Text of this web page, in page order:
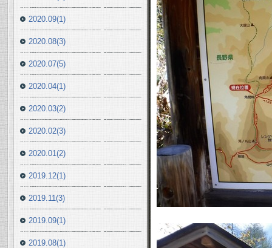
2020.09(1)
2020.08(3)
2020.07(5)
2020.04(1)
2020.03(2)
2020.02(3)
2020.01(2)
2019.12(1)
2019.11(3)
2019.09(1)
2019.08(1)